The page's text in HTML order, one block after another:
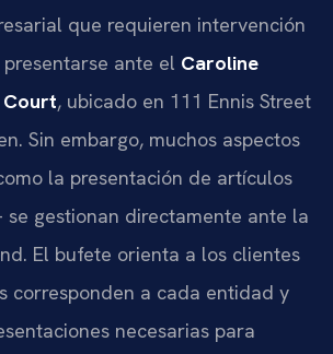
que requieren intervención
ante el Caroline
, ubicado en 111 Ennis Street
Sin embargo, muchos aspectos
la presentación de artículos
gestionan directamente ante la
El bufete orienta a los clientes
corresponden a cada entidad y
necesarias para